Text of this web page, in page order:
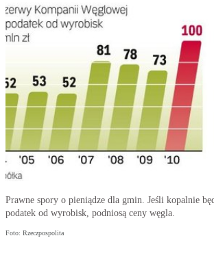
Prawne spory o pieniądze dla gmin. Jeśli kopalnie
podatek od wyrobisk, podniosą ceny węgla.
Foto: Rzeczpospolita